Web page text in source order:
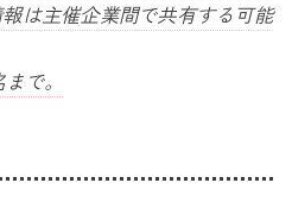
は主催企業間で共有する可能
で。